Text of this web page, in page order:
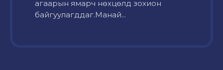
агаарын ямарч нөхцөлд зохион
байгуулагддаг.Манай...